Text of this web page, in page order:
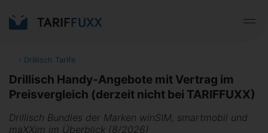
‹ Drillisch Tarife
Drillisch Handy-Angebote mit Vertrag im
Preisvergleich (derzeit nicht bei TARIFFUXX)
Drillisch Bundles der Marken winSIM, smartmobil und
maXXim im Überblick (8/2026)